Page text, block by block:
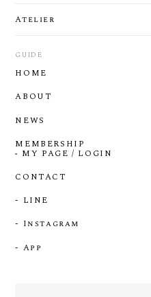
Atelier
GUIDE
HOME
ABOUT
NEWS
MEMBERSHIP
MY PAGE / LOGIN
CONTACT
- LINE
- Instagram
- App